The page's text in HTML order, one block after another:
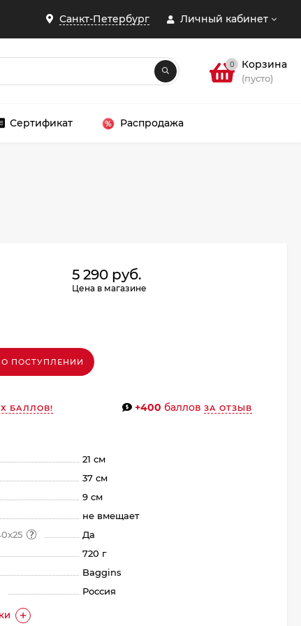
Санкт-Петербург Личный кабинет
0 Корзина
(пусто)
Сертификат Распродажа
5 290 руб.
Цена в магазине
ПОСТУПЛЕНИИ
БАЛЛОВ! +400 баллов ЗА ОТЗЫВ
21 см
37 см
9 см
не вмещает
Да
720 г
Baggins
Россия